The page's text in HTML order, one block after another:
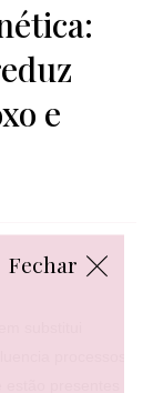
e
substitui
processos
presentes
Fechar